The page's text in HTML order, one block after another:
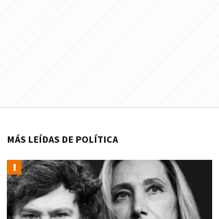
MÁS LEÍDAS DE POLÍTICA